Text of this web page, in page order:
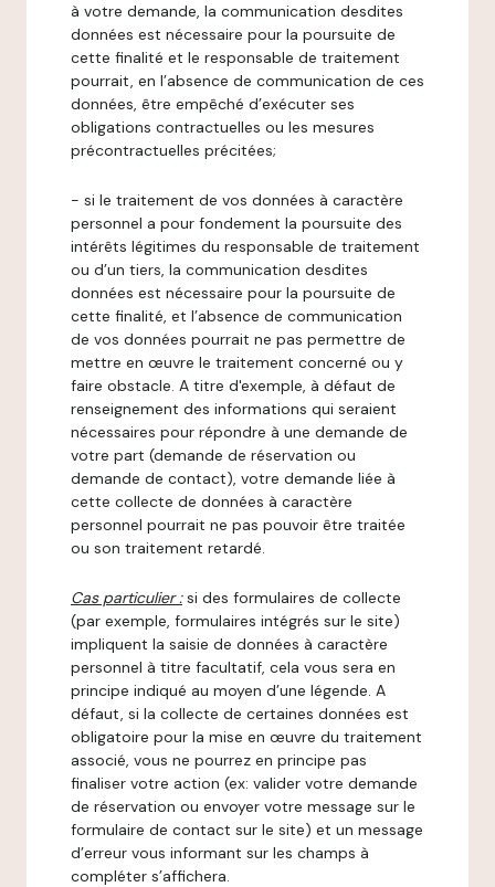
à votre demande, la communication desdites
données est nécessaire pour la poursuite de
cette finalité et le responsable de traitement
pourrait, en l’absence de communication de ces
données, être empêché d’exécuter ses
obligations contractuelles ou les mesures
précontractuelles précitées;
- si le traitement de vos données à caractère
personnel a pour fondement la poursuite des
intérêts légitimes du responsable de traitement
ou d’un tiers, la communication desdites
données est nécessaire pour la poursuite de
cette finalité, et l’absence de communication
de vos données pourrait ne pas permettre de
mettre en œuvre le traitement concerné ou y
faire obstacle. A titre d'exemple, à défaut de
renseignement des informations qui seraient
nécessaires pour répondre à une demande de
votre part (demande de réservation ou
demande de contact), votre demande liée à
cette collecte de données à caractère
personnel pourrait ne pas pouvoir être traitée
ou son traitement retardé.
Cas particulier : si des formulaires de collecte
(par exemple, formulaires intégrés sur le site)
impliquent la saisie de données à caractère
personnel à titre facultatif, cela vous sera en
principe indiqué au moyen d’une légende. A
défaut, si la collecte de certaines données est
obligatoire pour la mise en œuvre du traitement
associé, vous ne pourrez en principe pas
finaliser votre action (ex: valider votre demande
de réservation ou envoyer votre message sur le
formulaire de contact sur le site) et un message
d’erreur vous informant sur les champs à
compléter s’affichera.